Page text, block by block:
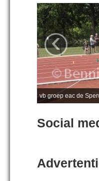
vb groep eac de
‹
Social